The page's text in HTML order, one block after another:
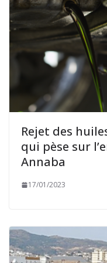
Rejet des
qui pèse sur
Annaba
17/01/2023